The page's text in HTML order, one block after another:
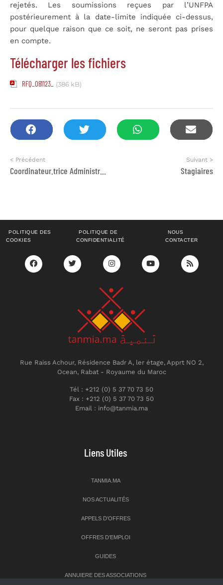
rejetés. Les soumissions reçues par l’UNFPA
postérieurement à la date-limite indiquée ci-dessus,
pour quelque raison que ce soit, ne seront pas prises
en compte.
Télécharger les fichiers
RFQ_081123_ (386 kB)
< Précédent
Coordinateur.trice Administration, Finances & Logistique
Suivant >
Stagiaires
POLITIQUE DES
COOKIES
POLITIQUE DE
CONFIDENTIALITÉ
NOUS
CONTACTER
Rue Raiss Achour, Résidence Badr A, ler étage, Apprt NO 2,
Ocean, Rabat - Royaume du Maroc
Tél : +212 (0) 5 37 70 73 50
Fax : +212 (0) 5 37 70 73 50
Email : info@tanmia.ma
Liens Utiles
TANMIA.MA
NOS ACTUALITÉS
APPELS D’OFFRES
OFFRES D’EMPLOI
GUIDES
ANNUIERE DES ASSOCIATIONS